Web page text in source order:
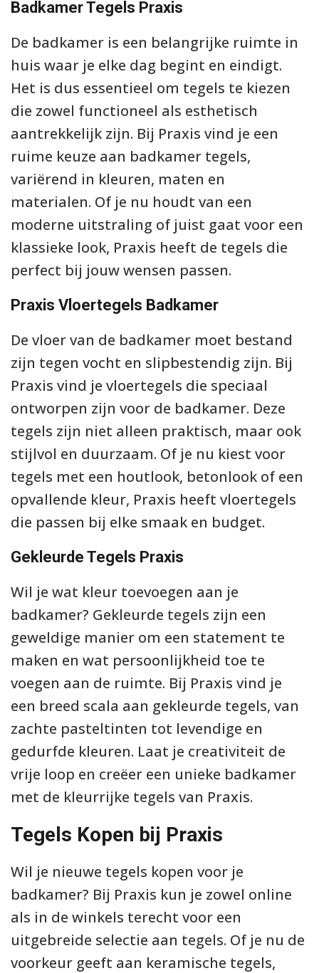
Badkamer Tegels Praxis
De badkamer is een belangrijke ruimte in
huis waar je elke dag begint en eindigt.
Het is dus essentieel om tegels te kiezen
die zowel functioneel als esthetisch
aantrekkelijk zijn. Bij Praxis vind je een
ruime keuze aan badkamer tegels,
variërend in kleuren, maten en
materialen. Of je nu houdt van een
moderne uitstraling of juist gaat voor een
klassieke look, Praxis heeft de tegels die
perfect bij jouw wensen passen.
Praxis Vloertegels Badkamer
De vloer van de badkamer moet bestand
zijn tegen vocht en slipbestendig zijn. Bij
Praxis vind je vloertegels die speciaal
ontworpen zijn voor de badkamer. Deze
tegels zijn niet alleen praktisch, maar ook
stijlvol en duurzaam. Of je nu kiest voor
tegels met een houtlook, betonlook of een
opvallende kleur, Praxis heeft vloertegels
die passen bij elke smaak en budget.
Gekleurde Tegels Praxis
Wil je wat kleur toevoegen aan je
badkamer? Gekleurde tegels zijn een
geweldige manier om een statement te
maken en wat persoonlijkheid toe te
voegen aan de ruimte. Bij Praxis vind je
een breed scala aan gekleurde tegels, van
zachte pasteltinten tot levendige en
gedurfde kleuren. Laat je creativiteit de
vrije loop en creëer een unieke badkamer
met de kleurrijke tegels van Praxis.
Tegels Kopen bij Praxis
Wil je nieuwe tegels kopen voor je
badkamer? Bij Praxis kun je zowel online
als in de winkels terecht voor een
uitgebreide selectie aan tegels. Of je nu de
voorkeur geeft aan keramische tegels,